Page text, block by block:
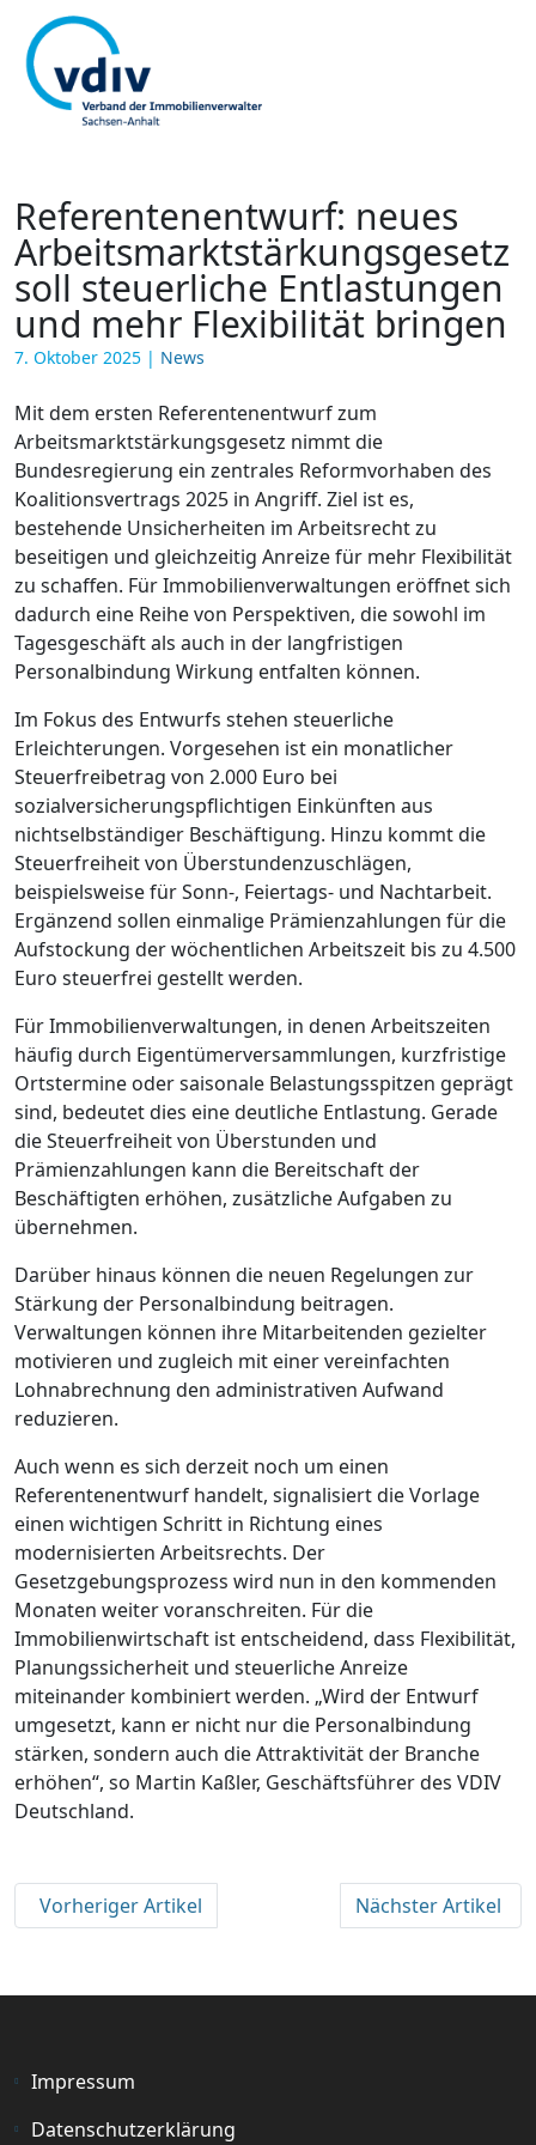
Referentenentwurf: neues
Arbeitsmarktstärkungsgesetz
soll steuerliche Entlastungen
und mehr Flexibilität bringen
7. Oktober 2025 | News
Mit dem ersten Referentenentwurf zum
Arbeitsmarktstärkungsgesetz nimmt die
Bundesregierung ein zentrales Reformvorhaben des
Koalitionsvertrags 2025 in Angriff. Ziel ist es,
bestehende Unsicherheiten im Arbeitsrecht zu
beseitigen und gleichzeitig Anreize für mehr Flexibilität
zu schaffen. Für Immobilienverwaltungen eröffnet sich
dadurch eine Reihe von Perspektiven, die sowohl im
Tagesgeschäft als auch in der langfristigen
Personalbindung Wirkung entfalten können.
Im Fokus des Entwurfs stehen steuerliche
Erleichterungen. Vorgesehen ist ein monatlicher
Steuerfreibetrag von 2.000 Euro bei
sozialversicherungspflichtigen Einkünften aus
nichtselbständiger Beschäftigung. Hinzu kommt die
Steuerfreiheit von Überstundenzuschlägen,
beispielsweise für Sonn-, Feiertags- und Nachtarbeit.
Ergänzend sollen einmalige Prämienzahlungen für die
Aufstockung der wöchentlichen Arbeitszeit bis zu 4.500
Euro steuerfrei gestellt werden.
Für Immobilienverwaltungen, in denen Arbeitszeiten
häufig durch Eigentümerversammlungen, kurzfristige
Ortstermine oder saisonale Belastungsspitzen geprägt
sind, bedeutet dies eine deutliche Entlastung. Gerade
die Steuerfreiheit von Überstunden und
Prämienzahlungen kann die Bereitschaft der
Beschäftigten erhöhen, zusätzliche Aufgaben zu
übernehmen.
Darüber hinaus können die neuen Regelungen zur
Stärkung der Personalbindung beitragen.
Verwaltungen können ihre Mitarbeitenden gezielter
motivieren und zugleich mit einer vereinfachten
Lohnabrechnung den administrativen Aufwand
reduzieren.
Auch wenn es sich derzeit noch um einen
Referentenentwurf handelt, signalisiert die Vorlage
einen wichtigen Schritt in Richtung eines
modernisierten Arbeitsrechts. Der
Gesetzgebungsprozess wird nun in den kommenden
Monaten weiter voranschreiten. Für die
Immobilienwirtschaft ist entscheidend, dass Flexibilität,
Planungssicherheit und steuerliche Anreize
miteinander kombiniert werden. „Wird der Entwurf
umgesetzt, kann er nicht nur die Personalbindung
stärken, sondern auch die Attraktivität der Branche
erhöhen“, so Martin Kaßler, Geschäftsführer des VDIV
Deutschland.
Vorheriger Artikel Nächster Artikel
Impressum
Datenschutzerklärung